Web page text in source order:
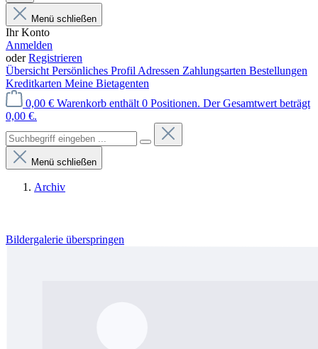
Menü schließen
Ihr Konto
Anmelden
oderRegistrieren
Übersicht Persönliches Profil Adressen Zahlungsarten Bestellungen
Kreditkarten Meine Bietagenten
0,00 € Warenkorb enthält 0 Positionen. Der Gesamtwert beträgt
0,00 €.
Menü schließen
Archiv
Bildergalerie überspringen